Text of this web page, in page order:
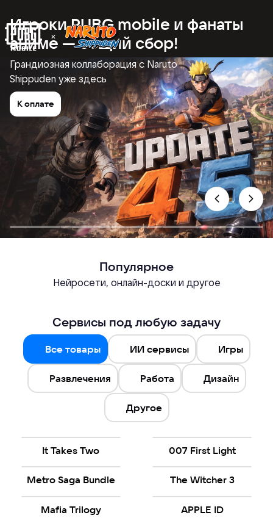
Игроки PUBG mobile и фанаты
аниме — общий сбор!
Грандиозная коллаборация с Naruto
Shippuden уже здесь
К оплате
Популярное
Нейросети, онлайн-доски и другое
Сервисы под любую задачу
Все товары ИИ сервисы Игры
Развлечения Работа Дизайн
Другое
It Takes Two 007 First Light
Metro Saga Bundle The Witcher 3
Mafia Trilogy APPLE ID